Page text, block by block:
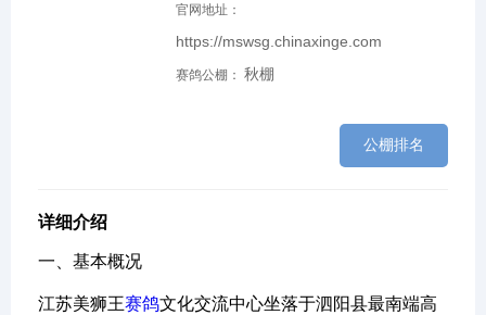
官网地址：
https://mswsg.chinaxinge.com
赛鸽公棚： 秋棚
公棚排名
详细介绍
一、基本概况‌
江苏美狮王赛鸽文化交流中心坐落于泗阳县最南端高